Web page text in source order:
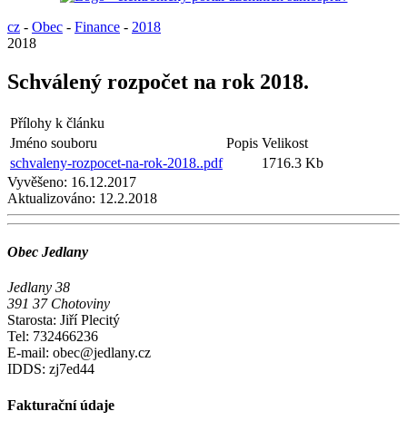
cz - Obec - Finance - 2018
2018
Schválený rozpočet na rok 2018.
Přílohy k článku
Jméno souboru
Popis Velikost
schvaleny-rozpocet-na-rok-2018..pdf
1716.3 Kb
Vyvěšeno: 16.12.2017
Aktualizováno: 12.2.2018
Obec Jedlany
Jedlany 38
391 37 Chotoviny
Starosta: Jiří Plecitý
Tel: 732466236
E-mail: obec@jedlany.cz
IDDS: zj7ed44
Fakturační údaje